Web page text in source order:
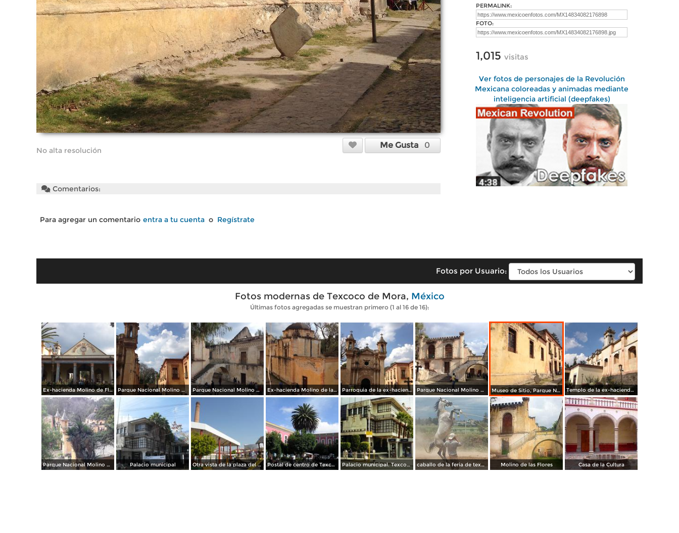
No alta resolución
Me Gusta 0
Comentarios:
Para agregar un comentario entra a tu cuenta o Regístrate
PERMALINK:
FOTO:
1,015 visitas
Ver fotos de personajes de la Revolución
Mexicana coloreadas y animadas mediante
inteligencia artificial (deepfakes)
Fotos por Usuario:
Fotos modernas de Texcoco de Mora, México
Últimas fotos agregadas se muestran primero (1 al 16 de 16):
Ex-hacienda Molino de Flores. Diciembre/2016 Parque Nacional Molino de las Flores. Diciembre/2016 Parque Nacional Molino de las Flores. Diciembre/2016 Ex-hacienda Molino de las Flores. Diciembre/2016 Parroquia de la ex-hacienda Molino de las Flores. Diciembre/2016 Parque Nacional Molino de las Flores. Diciembre/2016 Museo de Sitio, Parque Nacional Molino de las Flores. Diciembre/2016 Templo de la ex-hacienda Molino de la Flores. Diciembre/2016
Parque Nacional Molino de las Flores. Diciembre/2016 Palacio municipal Otra vista de la plaza del estudiante Postal de centro de Texcoco Palacio municipal. Texcoco de Mora, Estado de México caballo de la feria de texcoco Molino de las Flores Casa de la Cultura